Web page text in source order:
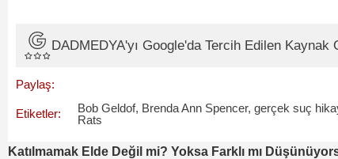
DADMEDYA'yı Google'da Tercih Edilen Kaynak
Paylaş:
Etiketler: Bob Geldof, Brenda Ann Spencer,gerçek suç
Rats
Katılmamak Elde Değil mi? Yoksa Farklı mı